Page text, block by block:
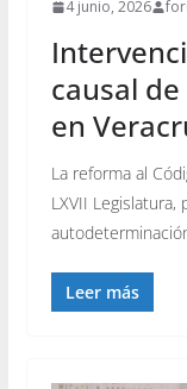
4 junio, 2026
causal
en
La reforma al
LXVII
Leer más